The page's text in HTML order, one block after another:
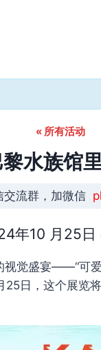
« 所有活动
水族馆
交流群，加微信
年10 月25日
视觉盛宴——“可
日，这个展览